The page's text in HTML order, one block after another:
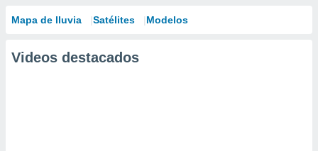
Mapa de lluvia Satélites Modelos
Videos destacados